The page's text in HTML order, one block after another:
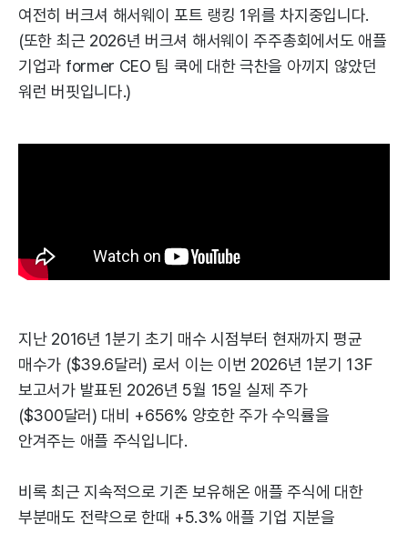
여전히 버크셔 해서웨이 포트 랭킹 1위를 차지중입니다.
(또한 최근 2026년 버크셔 해서웨이 주주총회에서도 애플
기업과 former CEO 팀 쿡에 대한 극찬을 아끼지 않았던
워런 버핏입니다.)
지난 2016년 1분기 초기 매수 시점부터 현재까지 평균
매수가 ($39.6달러) 로서 이는 이번 2026년 1분기 13F
보고서가 발표된 2026년 5월 15일 실제 주가
($300달러) 대비 +656% 양호한 주가 수익률을
안겨주는 애플 주식입니다.
비록 최근 지속적으로 기존 보유해온 애플 주식에 대한
부분매도 전략으로 한때 +5.3% 애플 기업 지분을